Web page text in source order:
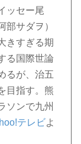
ッセー尾
部サダヲ）
きすぎる期
る国際世論
るが、治五
目指す。熊
ソンで九州
テレビよ